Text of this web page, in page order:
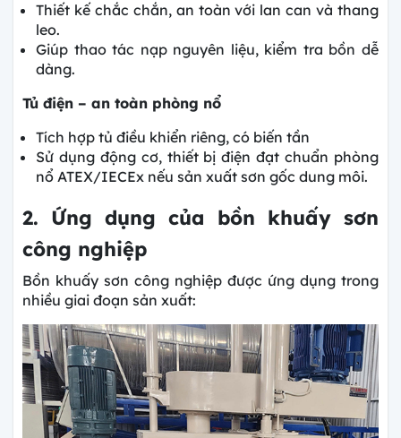
Thiết kế chắc chắn, an toàn với lan can và thang
leo.
Giúp thao tác nạp nguyên liệu, kiểm tra bồn dễ
dàng.
Tủ điện – an toàn phòng nổ
Tích hợp tủ điều khiển riêng, có biến tần
Sử dụng động cơ, thiết bị điện đạt chuẩn phòng
nổ ATEX/IECEx nếu sản xuất sơn gốc dung môi.
2. Ứng dụng của bồn khuấy sơn
công nghiệp
Bồn khuấy sơn công nghiệp được ứng dụng trong
nhiều giai đoạn sản xuất: